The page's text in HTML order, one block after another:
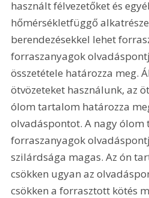
használt félvezetőket és
hőmérsékletfüggő
berendezésekkel lehet
forraszanyagok
összetétele határozza meg.
ötvözeteket használunk, az
ólom tartalom határozza
olvadáspontot. A nagy ólom
forraszanyagok
szilárdsága magas. Az ón
csökken ugyan az
csökken a forrasztott kötés